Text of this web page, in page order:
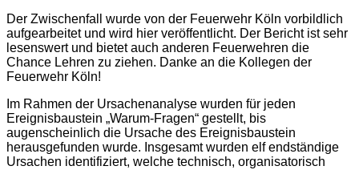
Der Zwischenfall wurde von der Feuerwehr Köln vorbildlich
aufgearbeitet und wird hier veröffentlicht. Der Bericht ist sehr
lesenswert und bietet auch anderen Feuerwehren die
Chance Lehren zu ziehen. Danke an die Kollegen der
Feuerwehr Köln!
Im Rahmen der Ursachenanalyse wurden für jeden
Ereignisbaustein „Warum-Fragen“ gestellt, bis
augenscheinlich die Ursache des Ereignisbaustein
herausgefunden wurde. Insgesamt wurden elf endständige
Ursachen identifiziert, welche technisch, organisatorisch